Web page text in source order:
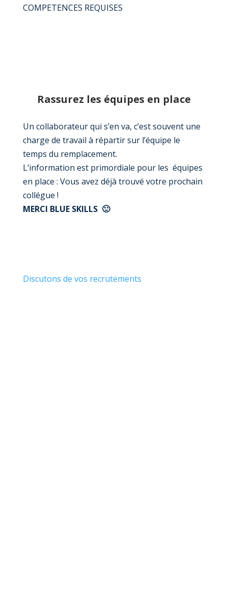
COMPETENCES REQUISES
Rassurez les équipes en place
Un collaborateur qui s’en va, c’est souvent une
charge de travail à répartir sur l’équipe le
temps du remplacement.
L’information est primordiale pour les équipes
en place : Vous avez déjà trouvé votre prochain
collégue !
MERCI BLUE SKILLS 🙂
Discutons de vos recrutements